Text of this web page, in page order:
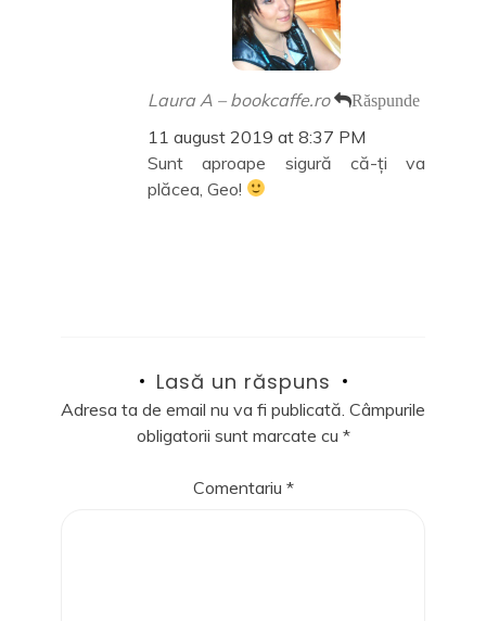
Laura A – bookcaffe.ro Răspunde
11 august 2019 at 8:37 PM
Sunt aproape sigură că-ți va
plăcea, Geo!
Lasă un răspuns
Adresa ta de email nu va fi publicată. Câmpurile
obligatorii sunt marcate cu *
Comentariu *